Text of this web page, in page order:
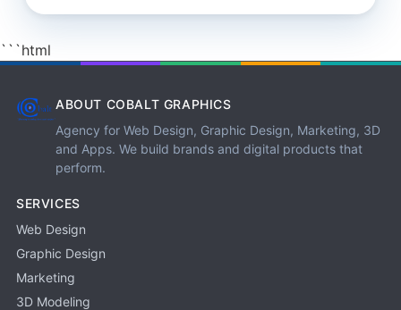
```html
ABOUT COBALT GRAPHICS
Agency for Web Design, Graphic Design, Marketing, 3D
and Apps. We build brands and digital products that
perform.
SERVICES
Web Design
Graphic Design
Marketing
3D Modeling